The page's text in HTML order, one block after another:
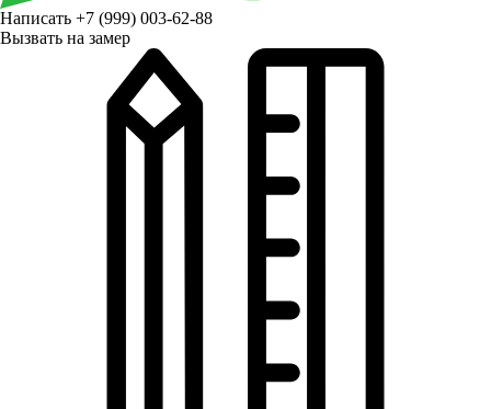
Написать +7 (999) 003-62-88
Вызвать на замер